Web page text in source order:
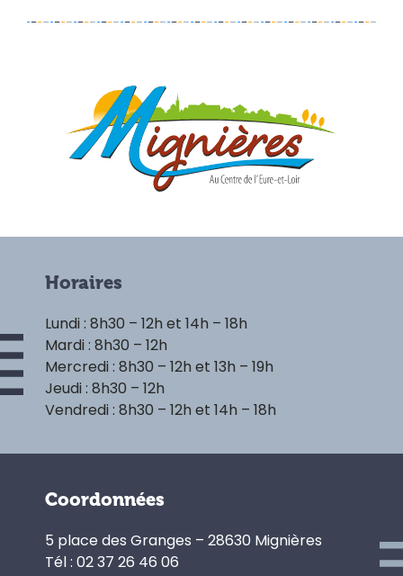
Horaires
Lundi : 8h30 – 12h et 14h – 18h
Mardi : 8h30 – 12h
Mercredi : 8h30 – 12h et 13h – 19h
Jeudi : 8h30 – 12h
Vendredi : 8h30 – 12h et 14h – 18h
Coordonnées
5 place des Granges – 28630 Mignières
Tél : 02 37 26 46 06